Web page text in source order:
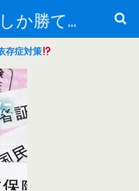
パチンコはプロしか勝てない！
存症対策